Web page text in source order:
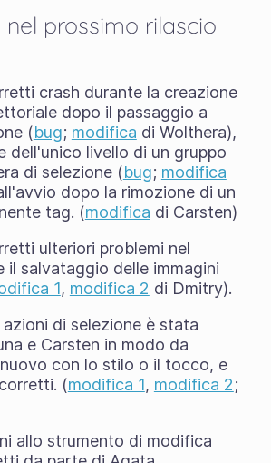
nel prossimo rilascio
crash durante la creazione
dopo il passaggio a
(bug; modifica di Wolthera),
dell'unico livello di un gruppo
di selezione (bug; modifica
dopo la rimozione di un
tag. (modifica di Carsten)
ulteriori problemi nel
il salvataggio delle immagini
1, modifica 2 di Dmitry).
azioni di selezione è stata
e Carsten in modo da
con lo stilo o il tocco, e
(modifica 1, modifica 2;
allo strumento di modifica